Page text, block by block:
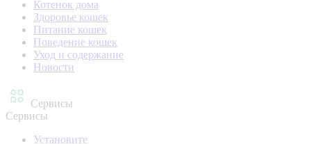
Котенок дома
Здоровье кошек
Питание кошек
Поведение кошек
Уход и содержание
Новости
Сервисы
Сервисы
Установите